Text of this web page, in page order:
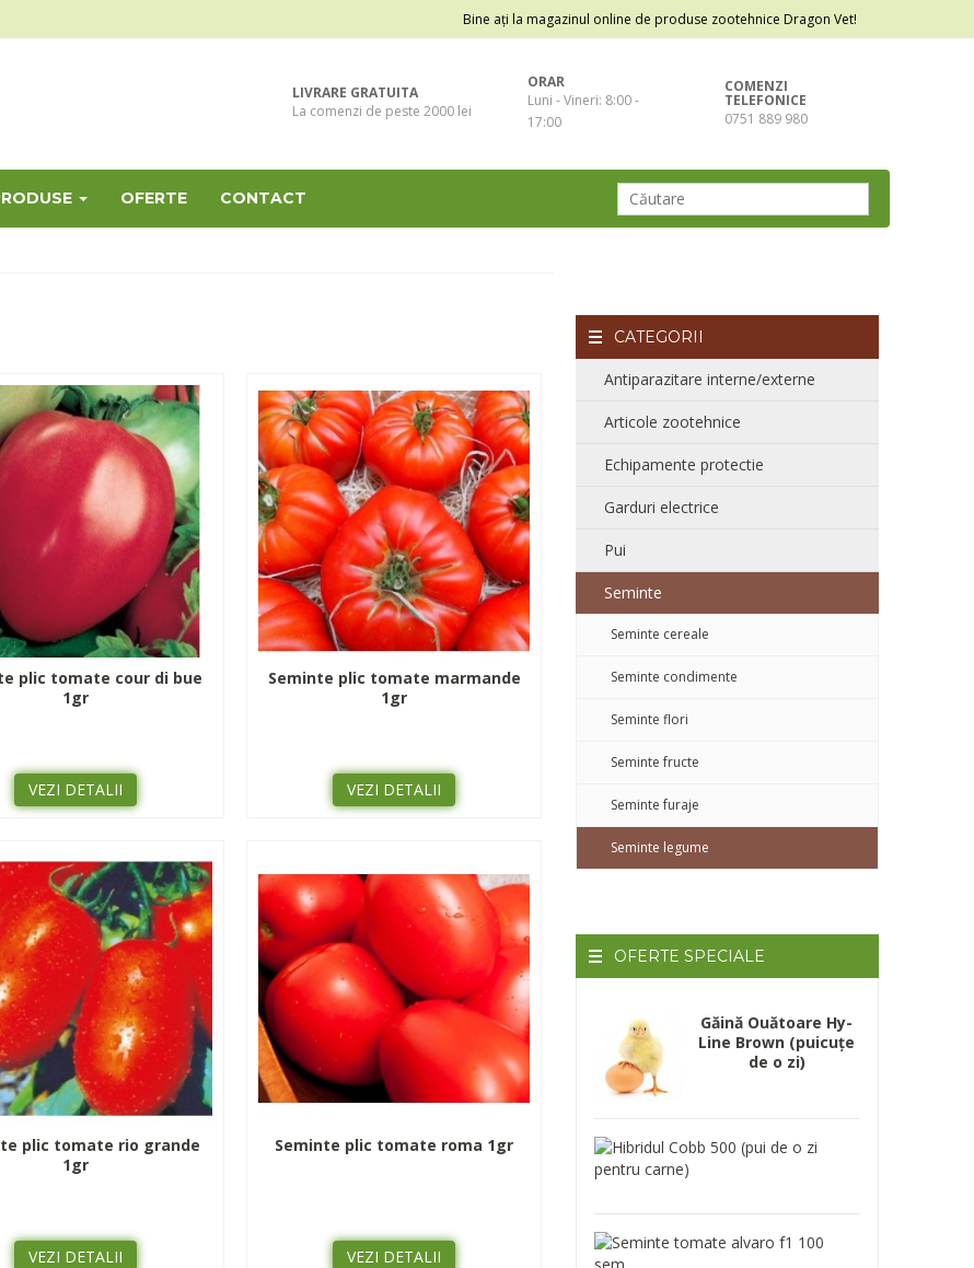
Bine ați la magazinul online de produse zootehnice Dragon Vet!
LIVRARE GRATUITA
La comenzi de peste 2000 lei
ORAR
Luni - Vineri: 8:00 -
17:00
COMENZI
TELEFONICE
0751 889 980
OFERTE CONTACT
plic tomate cour di bue
1gr
VEZI DETALII
Seminte plic tomate marmande
1gr
VEZI DETALII
plic tomate rio grande
1gr
VEZI DETALII
Seminte plic tomate roma 1gr
VEZI DETALII
CATEGORII
Antiparazitare interne/externe
Articole zootehnice
Echipamente protectie
Garduri electrice
Pui
Seminte
Seminte cereale
Seminte condimente
Seminte flori
Seminte fructe
Seminte furaje
Seminte legume
OFERTE SPECIALE
Găină Ouătoare Hy-
Line Brown (puicuțe
de o zi)